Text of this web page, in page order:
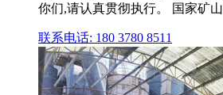
你们,请认真贯彻执行。 国家矿山
联系电话: 180 3780 8511